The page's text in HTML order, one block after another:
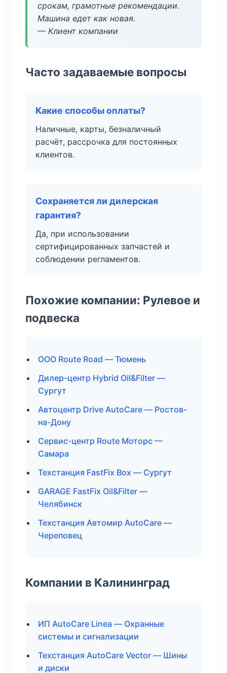
срокам, грамотные рекомендации.
Машина едет как новая.
— Клиент компании
Часто задаваемые вопросы
Какие способы оплаты?
Наличные, карты, безналичный
расчёт, рассрочка для постоянных
клиентов.
Сохраняется ли дилерская
гарантия?
Да, при использовании
сертифицированных запчастей и
соблюдении регламентов.
Похожие компании: Рулевое и
подвеска
ООО Route Road — Тюмень
Дилер-центр Hybrid Oil&Filter —
Сургут
Автоцентр Drive AutoCare — Ростов-
на-Дону
Сервис-центр Route Моторс —
Самара
Техстанция FastFix Box — Сургут
GARAGE FastFix Oil&Filter —
Челябинск
Техстанция Автомир AutoCare —
Череповец
Компании в Калининград
ИП AutoCare Linea — Охранные
системы и сигнализации
Техстанция AutoCare Vector — Шины
и диски